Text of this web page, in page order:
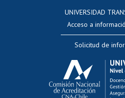
Evaluación
Calificación
Postulación al
UNIVERSIDAD
Acceso a
Solicitud de